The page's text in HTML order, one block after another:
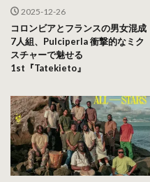
2025-12-26
コロンビアとフランスの男女混成
7人組、Pulciperla 衝撃的なミク
スチャーで魅せる
1st『Tatekieto』